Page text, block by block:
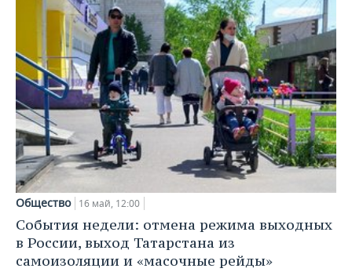
Общество 16 май, 12:00
События недели: отмена режима выходных
в России, выход Татарстана из
самоизоляции и «масочные рейды»